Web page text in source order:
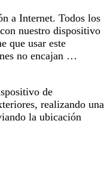
a Internet. Todos los
nuestro dispositivo
que usar este
no encajan …
de
realizando una
la ubicación